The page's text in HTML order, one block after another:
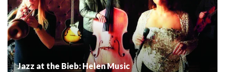
Jazz at the Bieb: Helen Music